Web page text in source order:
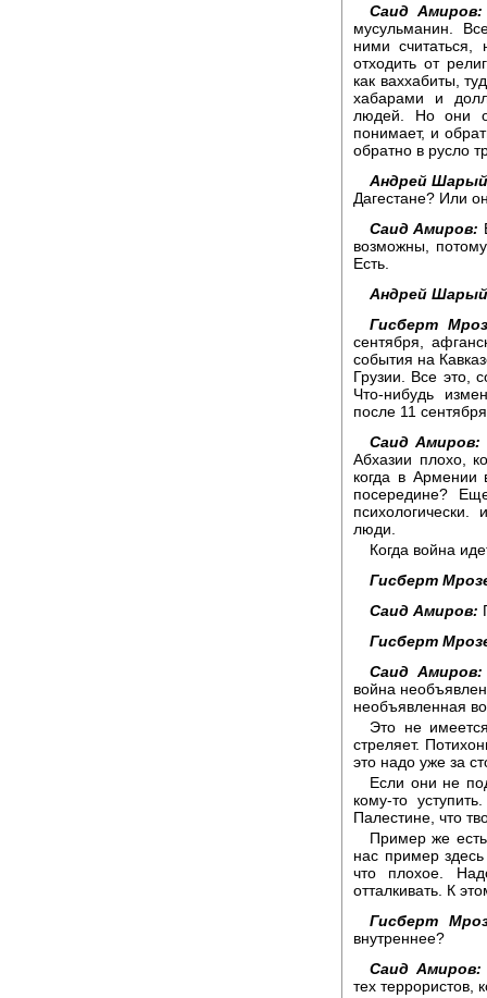
Саид Амиров:
мусульманин.
ними
отходить от
как ваххабиты,
хабарами и
людей. Но они
понимает, и
обратно в русло
Андрей
Дагестане? Или
Саид Амиров:
возможны,
Есть.
Андрей
Гисберт
сентября,
события на
Грузии. Все это,
Что-нибудь
после 11
Саид Амиров:
Абхазии плохо,
когда в
посередине?
люди.
Когда война
Гисберт
Саид Амиров:
Гисберт
Саид Амиров:
война
необъявленная
Это не
стреляет.
это надо уже за
Если они не
кому-то
Палестине, что
Пример же
нас пример
что плохое.
отталкивать. К
Гисберт
внутреннее?
Саид Амиров:
тех террористов,